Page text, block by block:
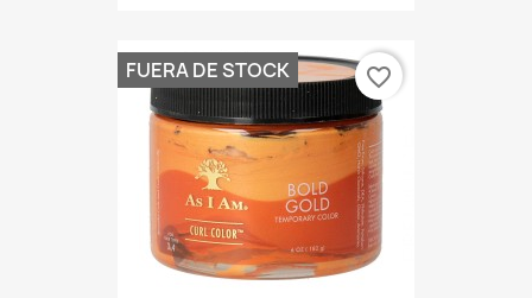
FUERA DE STOCK favorite_border